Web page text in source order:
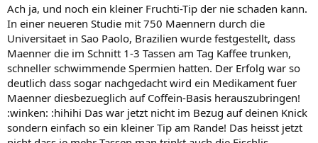
Ach ja, und noch ein kleiner Fruchti-Tip der nie schaden kann.
In einer neueren Studie mit 750 Maennern durch die
Universitaet in Sao Paolo, Brazilien wurde festgestellt, dass
Maenner die im Schnitt 1-3 Tassen am Tag Kaffee trunken,
schneller schwimmende Spermien hatten. Der Erfolg war so
deutlich dass sogar nachgedacht wird ein Medikament fuer
Maenner diesbezueglich auf Coffein-Basis herauszubringen!
:winken: :hihihi Das war jetzt nicht im Bezug auf deinen Knick
sondern einfach so ein kleiner Tip am Rande! Das heisst jetzt